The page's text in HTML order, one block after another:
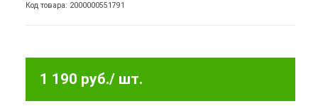
Код товара: 2000000551791
1 190 руб./ шт.